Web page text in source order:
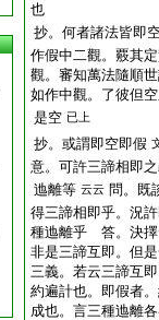
也
抄。何者諸法皆即
作假中二觀。覈其
觀。審知萬法隨順
如作中觀。了彼但
是空 已上
抄。或謂即空即假
意。可許三諦相即
迆離等 云云 問。既
得三諦相即乎。況
種迆離乎 答。決擇
非是三諦互即。但
三義。若云三諦互
約遍計也。即假者
成也。言三種迆離